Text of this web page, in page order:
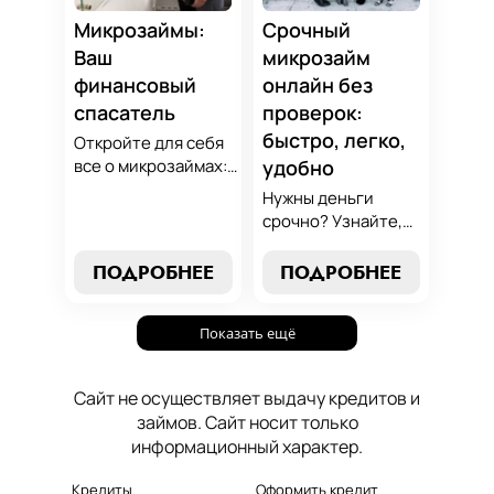
который
поддержит вашу
финансовую
стабильность.
Микрозаймы:
Ваш
финансовый
спасатель
Откройте для себя
все о микрозаймах:
погашения. Наше
вашим надежным
помощником в мире
ПОДРОБНЕЕ
Срочный
микрозайм
онлайн без
проверок:
быстро, легко,
удобно
Нужны деньги
срочно? Узнайте,
срочный
без проверок и
длительного
проблем здесь и
сейчас.
ПОДРОБНЕЕ
Показать ещё
Сайт не осуществляет выдачу кредитов и
займов. Сайт носит только
информационный характер.
Кредиты
Оформить кредит